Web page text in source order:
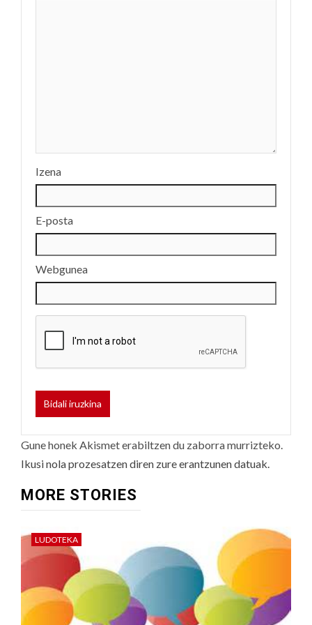
Izena
E-posta
Webgunea
Gune honek Akismet erabiltzen du zaborra murrizteko.
Ikusi nola prozesatzen diren zure erantzunen datuak.
MORE STORIES
LUDOTEKA